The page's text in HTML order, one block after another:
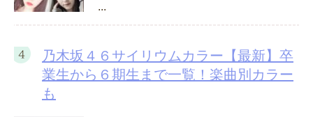
...
乃木坂４６サイリウムカラー【最新】卒
業生から６期生まで一覧！楽曲別カラー
も